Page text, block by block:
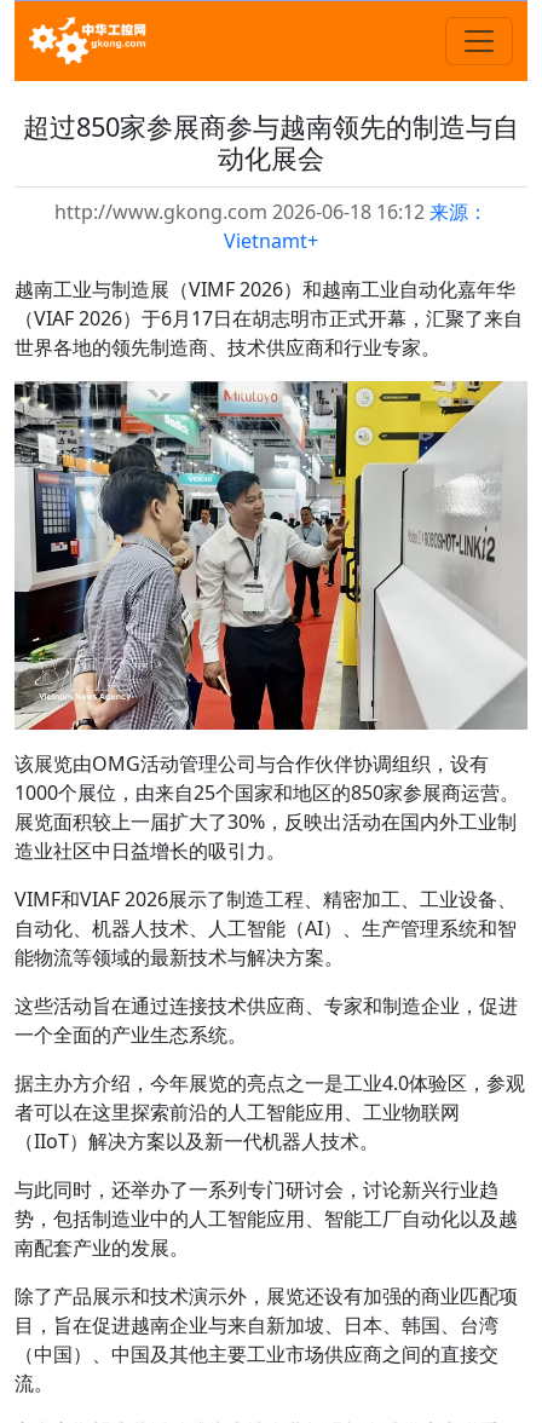
超过850家参展商参与越南领先的制造与自
动化展会
http://www.gkong.com 2026-06-18 16:12来源：
Vietnamt+
越南工业与制造展（VIMF 2026）和越南工业自动化嘉年华
（VIAF 2026）于6月17日在胡志明市正式开幕，汇聚了来自
世界各地的领先制造商、技术供应商和行业专家。
该展览由OMG活动管理公司与合作伙伴协调组织，设有
1000个展位，由来自25个国家和地区的850家参展商运营。
展览面积较上一届扩大了30%，反映出活动在国内外工业制
造业社区中日益增长的吸引力。
VIMF和VIAF 2026展示了制造工程、精密加工、工业设备、
自动化、机器人技术、人工智能（AI）、生产管理系统和智
能物流等领域的最新技术与解决方案。
这些活动旨在通过连接技术供应商、专家和制造企业，促进
一个全面的产业生态系统。
据主办方介绍，今年展览的亮点之一是工业4.0体验区，参观
者可以在这里探索前沿的人工智能应用、工业物联网
（IIoT）解决方案以及新一代机器人技术。
与此同时，还举办了一系列专门研讨会，讨论新兴行业趋
势，包括制造业中的人工智能应用、智能工厂自动化以及越
南配套产业的发展。
除了产品展示和技术演示外，展览还设有加强的商业匹配项
目，旨在促进越南企业与来自新加坡、日本、韩国、台湾
（中国）、中国及其他主要工业市场供应商之间的直接交
流。